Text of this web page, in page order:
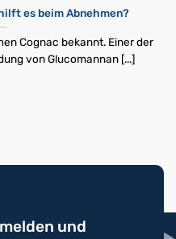
es beim Abnehmen?
Cognac bekannt. Einer der
von Glucomannan [...]
und